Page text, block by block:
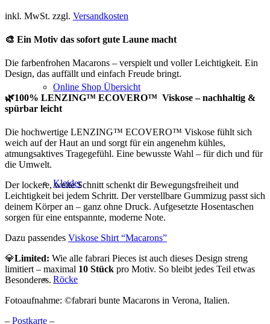
Online Shop Übersicht
Kleider
Röcke
inkl. MwSt. zzgl. Versandkosten
🎨 Ein Motiv das sofort gute Laune macht
Die farbenfrohen Macarons – verspielt und voller Leichtigkeit. Ein
Design, das auffällt und einfach Freude bringt.
🌿100% LENZING™ ECOVERO™ Viskose – nachhaltig &
spürbar leicht
Die hochwertige LENZING™ ECOVERO™ Viskose fühlt sich
weich auf der Haut an und sorgt für ein angenehm kühles,
atmungsaktives Tragegefühl. Eine bewusste Wahl – für dich und für
die Umwelt.
Der lockere, weite Schnitt schenkt dir Bewegungsfreiheit und
Leichtigkeit bei jedem Schritt. Der verstellbare Gummizug passt sich
deinem Körper an – ganz ohne Druck. Aufgesetzte Hosentaschen
sorgen für eine entspannte, moderne Note.
Dazu passendes Viskose Shirt “Macarons”
💎Limited: Wie alle fabrari Pieces ist auch dieses Design streng
limitiert – maximal 10 Stück pro Motiv. So bleibt jedes Teil etwas
Besonderes.
Fotoaufnahme: ©fabrari bunte Macarons in Verona, Italien.
– Postkarte –